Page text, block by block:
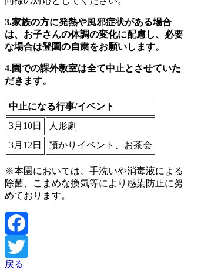
3.家族の方に発熱や風邪症状がある場合
は、お子さんの体調の変化に配慮し、必要
な場合は登園の自粛をお願いします。
4.園での課外教室は全て中止とさせていた
だきます。
中止になる行事/イベント
3月10日
人形劇
3月12日
預かりイベント、お茶会
※本園においては、手洗いや消毒液による
除菌、こまめな換気等により感染防止に努
めております。
Facebook
Twitter
戻る